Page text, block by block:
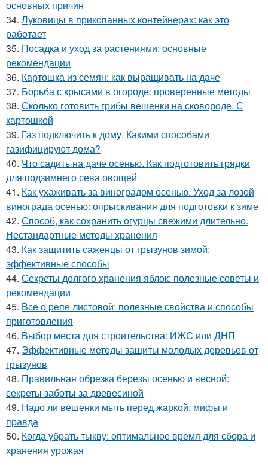
основных причин
34. Луковицы в прикопанных контейнерах: как это
работает
35. Посадка и уход за растениями: основные
рекомендации
36. Картошка из семян: как выращивать на даче
37. Борьба с крысами в огороде: проверенные методы
38. Сколько готовить грибы вешенки на сковороде. С
картошкой
39. Газ подключить к дому. Какими способами
газифицируют дома?
40. Что садить на даче осенью. Как подготовить грядки
для подзимнего сева овощей
41. Как ухаживать за виноградом осенью. Уход за лозой
винограда осенью: опрыскивания для подготовки к зиме
42. Способ, как сохранить огурцы свежими длительно.
Нестандартные методы хранения
43. Как защитить саженцы от грызунов зимой:
эффективные способы
44. Секреты долгого хранения яблок: полезные советы и
рекомендации
45. Все о репе листовой: полезные свойства и способы
приготовления
46. Выбор места для строительства: ИЖС или ДНП
47. Эффективные методы защиты молодых деревьев от
грызунов
48. Правильная обрезка березы осенью и весной:
секреты заботы за древесиной
49. Надо ли вешенки мыть перед жаркой: мифы и
правда
50. Когда убрать тыкву: оптимальное время для сбора и
хранения урожая